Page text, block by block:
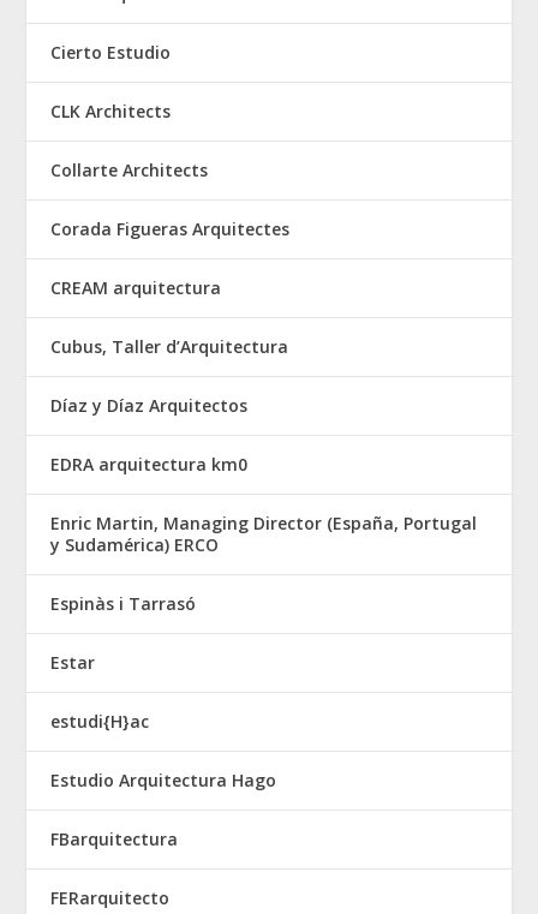
Cierto Estudio
CLK Architects
Collarte Architects
Corada Figueras Arquitectes
CREAM arquitectura
Cubus, Taller d’Arquitectura
Díaz y Díaz Arquitectos
EDRA arquitectura km0
Enric Martin, Managing Director (España, Portugal
y Sudamérica) ERCO
Espinàs i Tarrasó
Estar
estudi{H}ac
Estudio Arquitectura Hago
FBarquitectura
FERarquitecto